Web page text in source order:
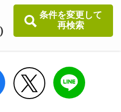
条件を変更して
再検索